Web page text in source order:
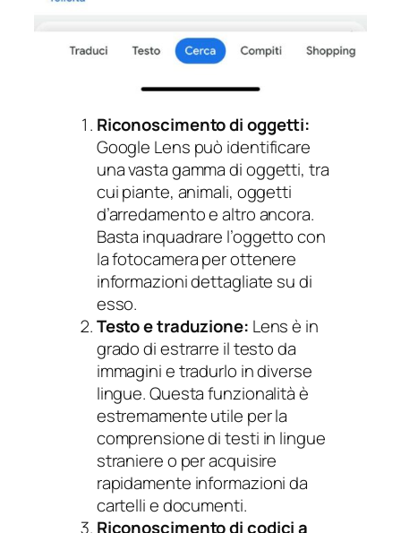
Riconoscimento di oggetti:
Google Lens può identificare
una vasta gamma di oggetti, tra
cui piante, animali, oggetti
d’arredamento e altro ancora.
Basta inquadrare l’oggetto con
la fotocamera per ottenere
informazioni dettagliate su di
esso.
Testo e traduzione: Lens è in
grado di estrarre il testo da
immagini e tradurlo in diverse
lingue. Questa funzionalità è
estremamente utile per la
comprensione di testi in lingue
straniere o per acquisire
rapidamente informazioni da
cartelli e documenti.
Riconoscimento di codici a